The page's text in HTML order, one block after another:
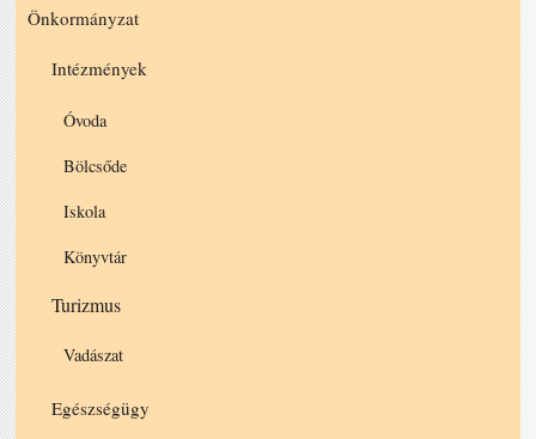
Önkormányzat
Intézmények
Óvoda
Bölcsőde
Iskola
Könyvtár
Turizmus
Vadászat
Egészségügy